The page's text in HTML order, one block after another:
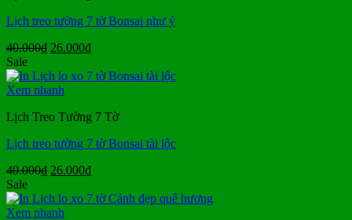
Lịch treo tường 7 tờ Bonsai như ý
40.000₫ Giá
là:
40.000₫.
26.000₫Giá
tại
Sale
Xem nhanh
Lịch Treo Tường 7 Tờ
Lịch treo tường 7 tờ Bonsai tài lộc
40.000₫ Giá
là:
40.000₫.
26.000₫Giá
tại
Sale
Xem nhanh